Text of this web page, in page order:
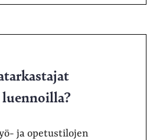
ja opetustilojen